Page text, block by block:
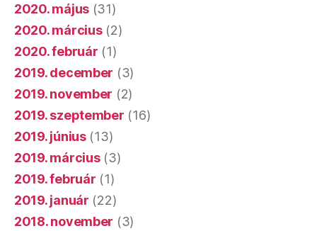
2020. május (31)
2020. március(2)
2020. február (1)
2019. december (3)
2019. november (2)
2019. szeptember (16)
2019. június(13)
2019. március(3)
2019. február (1)
2019. január (22)
2018. november (3)